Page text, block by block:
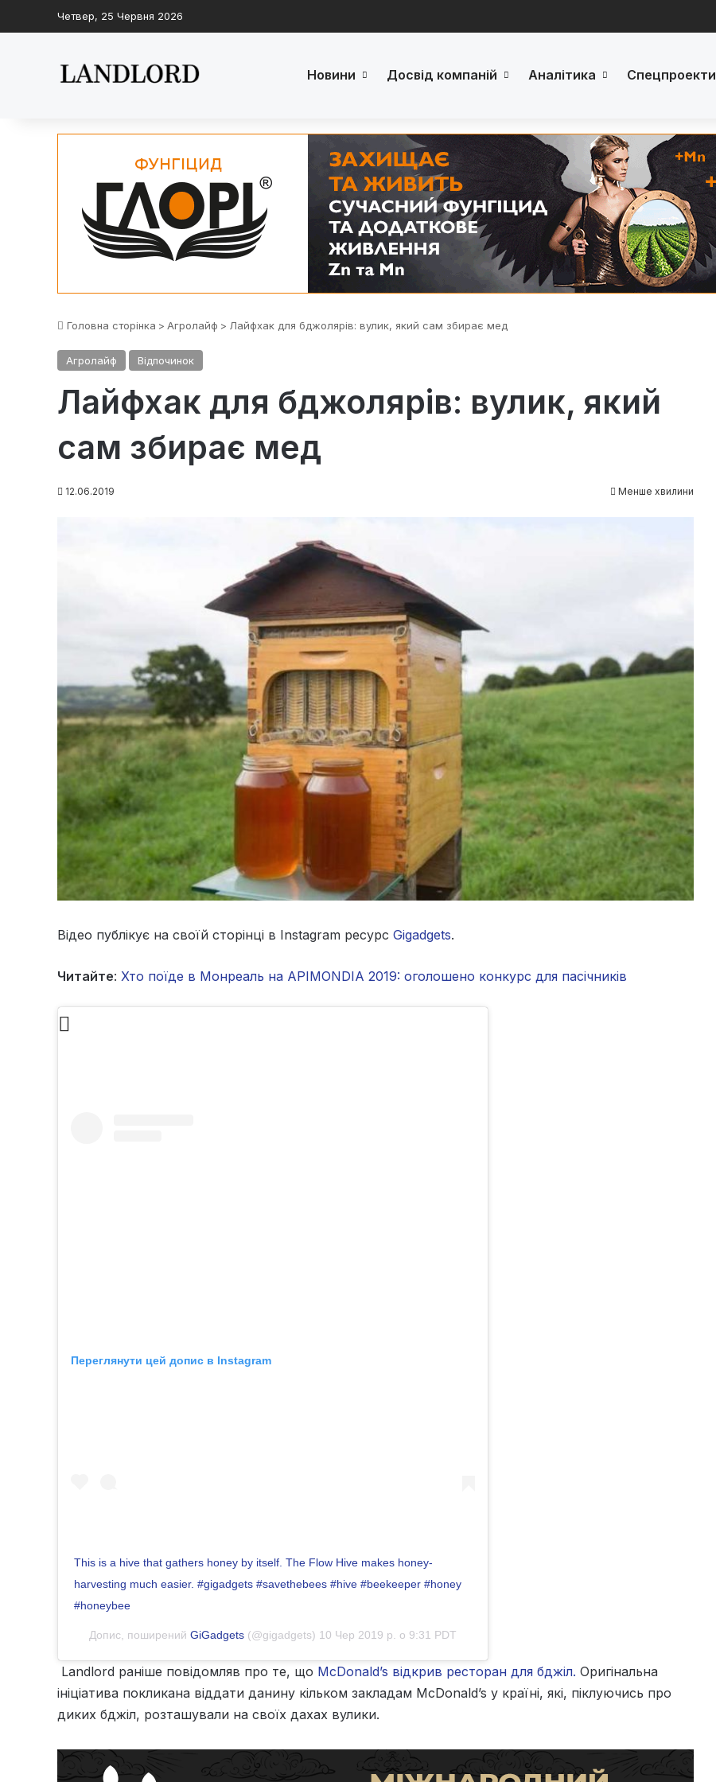
Четвер, 25 Червня 2026
Новини Досвід компаній Аналітика Спецпроекти
Головна сторінка > Агролайф > Лайфхак для бджолярів: вулик, який сам збирає мед
Агролайф Відпочинок
Лайфхак для бджолярів: вулик, який
сам збирає мед
12.06.2019 Менше хвилини
Відео публікує на своїй сторінці в Instagram ресурс Gigadgets.
Читайте: Хто поїде в Монреаль на АPIMONDIA 2019: оголошено конкурс для пасічників
Переглянути цей допис в Instagram
This is a hive that gathers honey by itself. The Flow Hive makes honey-
harvesting much easier. #gigadgets #savethebees #hive #beekeeper #honey
#honeybee
Допис, поширений GiGadgets (@gigadgets) 10 Чер 2019 р. о 9:31 PDT
Landlord раніше повідомляв про те, що McDonald’s відкрив ресторан для бджіл. Оригінальна
ініціатива покликана віддати данину кільком закладам McDonald’s у країні, які, піклуючись про
диких бджіл, розташували на своїх дахах вулики.